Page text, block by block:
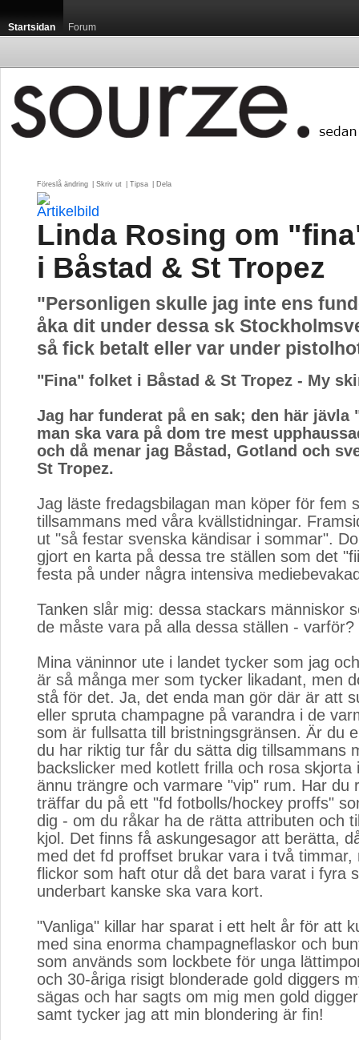
Startsidan Forum
Föreslå ändring Skriv ut Tipsa Dela
Linda Rosing om
i Båstad & St Tropez
"Personligen skulle jag inte ens
åka dit under dessa sk
så fick betalt eller var under
"Fina" folket i Båstad & St Tropez - My
Jag har funderat på en sak; den här jävla
man ska vara på dom tre mest
och då menar jag Båstad, Gotland och
St Tropez.
Jag läste fredagsbilagan man köper för fem
tillsammans med våra kvällstidningar.
ut "så festar svenska kändisar i sommar".
gjort en karta på dessa tre ställen som det
festa på under några intensiva
Tanken slår mig: dessa stackars människor
de måste vara på alla dessa ställen - varför?
Mina väninnor ute i landet tycker som jag
är så många mer som tycker likadant, men
stå för det. Ja, det enda man gör där är att
eller spruta champagne på varandra i de
som är fullsatta till bristningsgränsen. Är du
du har riktig tur får du sätta dig tillsammans
backslicker med kotlett frilla och rosa skjorta
ännu trängre och varmare "vip" rum. Har du
träffar du på ett "fd fotbolls/hockey proffs"
dig - om du råkar ha de rätta attributen och
kjol. Det finns få askungesagor att berätta,
med det fd proffset brukar vara i två timmar,
flickor som haft otur då det bara varat i fyra
underbart kanske ska vara kort.
"Vanliga" killar har sparat i ett helt år för att
med sina enorma champagneflaskor och
som används som lockbete för unga
och 30-åriga risigt blonderade gold diggers
sägas och har sagts om mig men gold
samt tycker jag att min blondering är fin!